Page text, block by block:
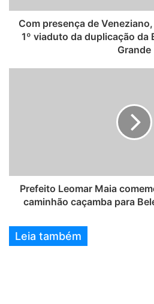
Com presença de
1º viaduto da duplicação da
Grande
Prefeito Leomar Maia
caminhão caçamba para
Leia também